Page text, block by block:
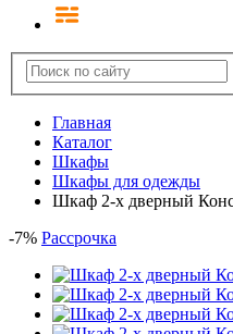
Главная
Каталог
Шкафы
Шкафы для одежды
Шкаф 2-х дверный
-7% Рассрочка